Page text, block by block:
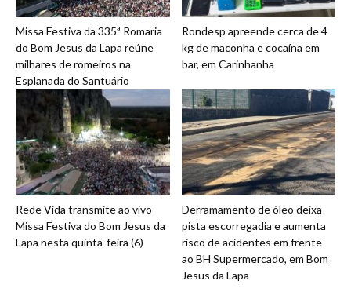
Missa Festiva da 335ª Romaria
do Bom Jesus da Lapa reúne
milhares de romeiros na
Esplanada do Santuário
Rondesp apreende cerca de 4
kg de maconha e cocaína em
bar, em Carinhanha
Rede Vida transmite ao vivo
Missa Festiva do Bom Jesus da
Lapa nesta quinta-feira (6)
Derramamento de óleo deixa
pista escorregadia e aumenta
risco de acidentes em frente
ao BH Supermercado, em Bom
Jesus da Lapa